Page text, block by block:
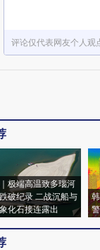
评论仅代表网友个人观
极端高温致多瑙河
破纪录 二战沉船与
化石接连露出